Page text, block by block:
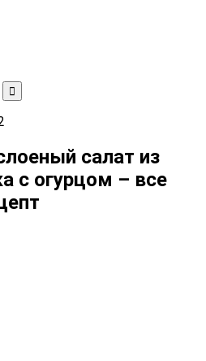
салат из
с огурцом – все